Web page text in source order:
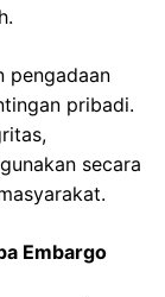
pengadaan
pribadi.
secara
Embargo